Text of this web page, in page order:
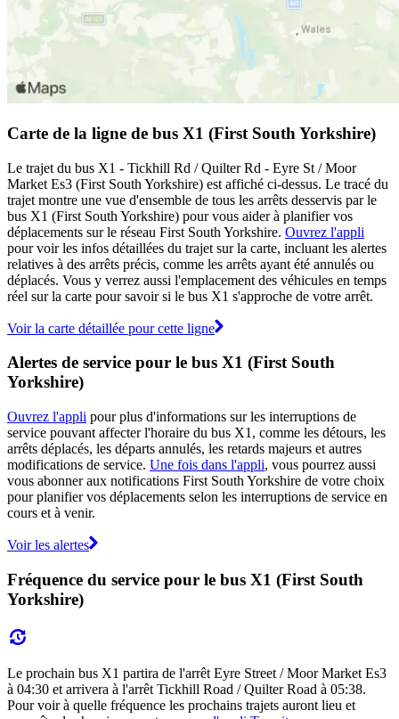
Carte de la ligne de bus X1 (First South Yorkshire)
Le trajet du bus X1 - Tickhill Rd / Quilter Rd - Eyre St / Moor
Market Es3 (First South Yorkshire) est affiché ci-dessus. Le tracé du
trajet montre une vue d'ensemble de tous les arrêts desservis par le
bus X1 (First South Yorkshire) pour vous aider à planifier vos
déplacements sur le réseau First South Yorkshire. Ouvrez l'appli
pour voir les infos détaillées du trajet sur la carte, incluant les alertes
relatives à des arrêts précis, comme les arrêts ayant été annulés ou
déplacés. Vous y verrez aussi l'emplacement des véhicules en temps
réel sur la carte pour savoir si le bus X1 s'approche de votre arrêt.
Voir la carte détaillée pour cette ligne
Alertes de service pour le bus X1 (First South
Yorkshire)
Ouvrez l'appli pour plus d'informations sur les interruptions de
service pouvant affecter l'horaire du bus X1, comme les détours, les
arrêts déplacés, les départs annulés, les retards majeurs et autres
modifications de service. Une fois dans l'appli, vous pourrez aussi
vous abonner aux notifications First South Yorkshire de votre choix
pour planifier vos déplacements selon les interruptions de service en
cours et à venir.
Voir les alertes
Fréquence du service pour le bus X1 (First South
Yorkshire)
Le prochain bus X1 partira de l'arrêt Eyre Street / Moor Market Es3
à 04:30 et arrivera à l'arrêt Tickhill Road / Quilter Road à 05:38.
Pour voir à quelle fréquence les prochains trajets auront lieu et